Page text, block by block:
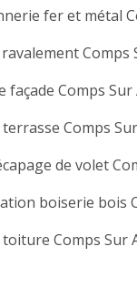
fer et métal
Comps
façade Comps
Comps
de volet
boiserie bois
Comps Sur